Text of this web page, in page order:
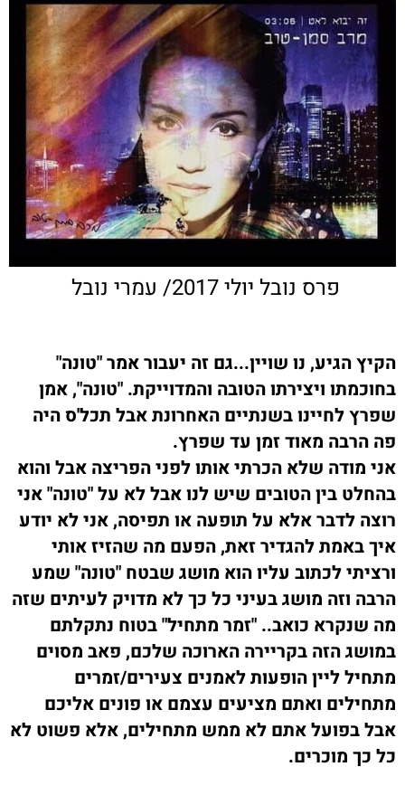
פרס נובל יולי 2017/ עמרי נובל
הקיץ הגיע, נו שויין...גם זה יעבור אמר "טונה"
בחוכמתו ויצירתו הטובה והמדוייקת. "טונה", אמן
שפרץ לחיינו בשנתיים האחרונת אבל תכל'ס היה
פה הרבה מאוד זמן עד שפרץ.
אני מודה שלא הכרתי אותו לפני הפריצה אבל והוא
בהחלט בין הטובים שיש לנו אבל לא על "טונה" אני
רוצה לדבר אלא על תופעה או תפיסה, אני לא יודע
איך באמת להגדיר זאת, הפעם מה שהזיז אותי
ורציתי לכתוב עליו הוא מושג שבטח "טונה" שמע
הרבה וזה מושג בעיני כל כך לא מדויק לעיתים שזה
מה שנקרא כואב.. "זמר מתחיל" בטוח נתקלתם
במושג הזה בקריירה הארוכה שלכם, פאב מסוים
מתחיל ליין הופעות לאמנים צעירים/זמרים
מתחילים ואתם מציעים עצמם או פונים אליכם
אבל בפועל אתם לא ממש מתחילים, אלא פשוט לא
כל כך מוכרים.